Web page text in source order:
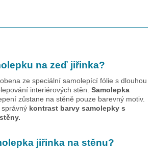
na zeď jiřinka?
ze speciální samolepící fólie s dlouhou
interiérových stěn. Samolepka
zůstane na stěně pouze barevný motiv.
kontrast barvy samolepky s
jiřinka na stěnu?